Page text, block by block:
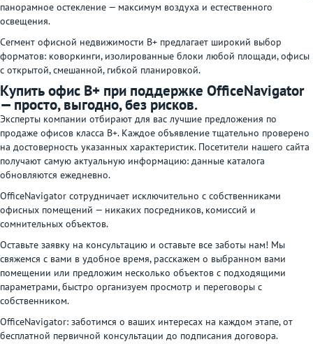
панорамное остекление — максимум воздуха и естественного
освещения.
Сегмент офисной недвижимости В+ предлагает широкий выбор
форматов: коворкинги, изолированные блоки любой площади, офисы
с открытой, смешанной, гибкой планировкой.
Купить офис В+ при поддержке OfficeNavigator
— просто, выгодно, без рисков.
Эксперты компании отбирают для вас лучшие предложения по
продаже офисов класса В+. Каждое объявление тщательно проверено
на достоверность указанных характеристик. Посетители нашего сайта
получают самую актуальную информацию: данные каталога
обновляются ежедневно.
OfficeNavigator сотрудничает исключительно с собственниками
офисных помещений — никаких посредников, комиссий и
сомнительных объектов.
Оставьте заявку на консультацию и оставьте все заботы нам! Мы
свяжемся с вами в удобное время, расскажем о выбранном вами
помещении или предложим несколько объектов с подходящими
параметрами, быстро организуем просмотр и переговоры с
собственником.
OfficeNavigator: заботимся о ваших интересах на каждом этапе, от
бесплатной первичной консультации до подписания договора.